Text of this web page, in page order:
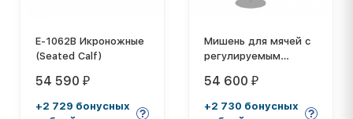
E-1062В Икроножные
(Seated Calf)
54 590 ₽
+2 729 бонусных
Мишень для мячей с
регулируемым
54 600 ₽
+2 730 бонусных